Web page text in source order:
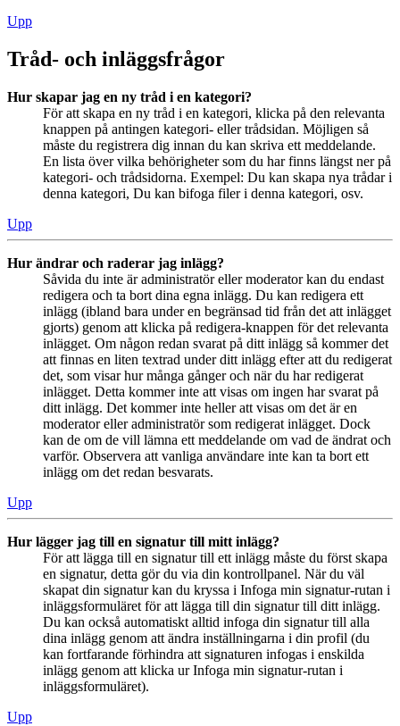
Upp
Tråd- och inläggsfrågor
Hur skapar jag en ny tråd i en kategori?
För att skapa en ny tråd i en kategori, klicka på den relevanta
knappen på antingen kategori- eller trådsidan. Möjligen så
måste du registrera dig innan du kan skriva ett meddelande.
En lista över vilka behörigheter som du har finns längst ner på
kategori- och trådsidorna. Exempel: Du kan skapa nya trådar i
denna kategori, Du kan bifoga filer i denna kategori, osv.
Upp
Hur ändrar och raderar jag inlägg?
Såvida du inte är administratör eller moderator kan du endast
redigera och ta bort dina egna inlägg. Du kan redigera ett
inlägg (ibland bara under en begränsad tid från det att inlägget
gjorts) genom att klicka på redigera-knappen för det relevanta
inlägget. Om någon redan svarat på ditt inlägg så kommer det
att finnas en liten textrad under ditt inlägg efter att du redigerat
det, som visar hur många gånger och när du har redigerat
inlägget. Detta kommer inte att visas om ingen har svarat på
ditt inlägg. Det kommer inte heller att visas om det är en
moderator eller administratör som redigerat inlägget. Dock
kan de om de vill lämna ett meddelande om vad de ändrat och
varför. Observera att vanliga användare inte kan ta bort ett
inlägg om det redan besvarats.
Upp
Hur lägger jag till en signatur till mitt inlägg?
För att lägga till en signatur till ett inlägg måste du först skapa
en signatur, detta gör du via din kontrollpanel. När du väl
skapat din signatur kan du kryssa i Infoga min signatur-rutan i
inläggsformuläret för att lägga till din signatur till ditt inlägg.
Du kan också automatiskt alltid infoga din signatur till alla
dina inlägg genom att ändra inställningarna i din profil (du
kan fortfarande förhindra att signaturen infogas i enskilda
inlägg genom att klicka ur Infoga min signatur-rutan i
inläggsformuläret).
Upp